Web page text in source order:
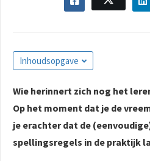
Inhoudsopgave
Wie herinnert zich nog het
Op het moment dat je de
je erachter dat de
spellingsregels in de praktijk
worden
om